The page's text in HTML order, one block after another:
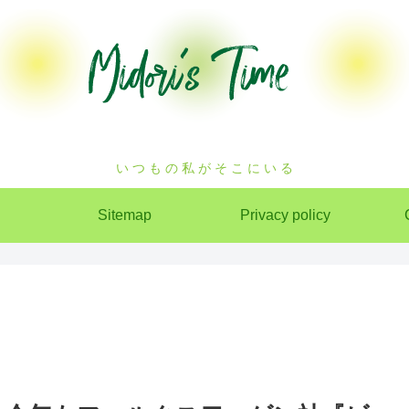
い つ も の 私 が そ こ に い る
Sitemap Privacy policy